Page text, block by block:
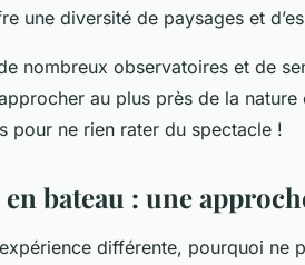
une diversité de paysages et
nombreux observatoires et de
au plus près de la
pour ne rien rater du spectacle !
en bateau : une
différente, pourquoi ne